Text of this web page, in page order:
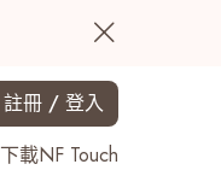
註冊 / 登入
下載NF Touch